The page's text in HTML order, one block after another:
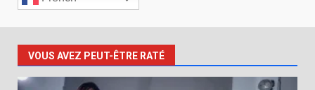
VOUS AVEZ PEUT-ÊTRE RATÉ